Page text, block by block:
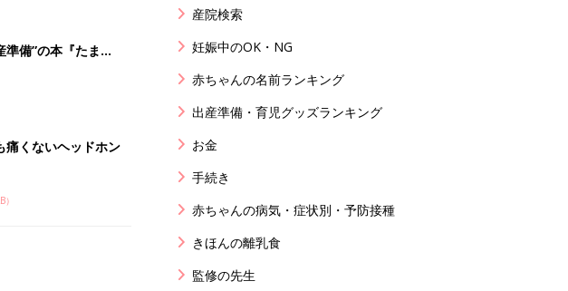
準備”の本『たまご
ペシャル大特集〉
痛くないヘッドホン
産院検索
妊娠中のOK・NG
赤ちゃんの名前ランキング
出産準備・育児グッズランキング
お金
手続き
赤ちゃんの病気・症状別・予防接種
きほんの離乳食
監修の先生